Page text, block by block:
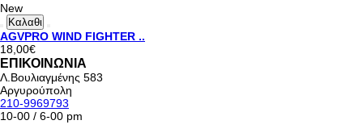
New
Καλαθι
AGVPRO WIND FIGHTER ..
18,00€
ΕΠΙΚΟΙΝΩΝΙΑ
Λ.Βουλιαγμένης 583
Αργυρούπολη
210-9969793
10-00 / 6-00 pm